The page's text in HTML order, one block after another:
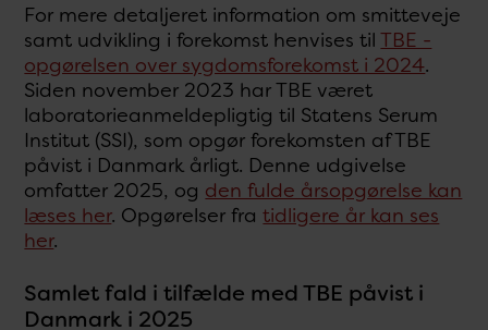
For mere detaljeret information om smitteveje
samt udvikling i forekomst henvises tilTBE -
opgørelsen over sygdomsforekomst i 2024.
Siden november 2023 har TBE været
laboratorieanmeldepligtig til Statens Serum
Institut (SSI), som opgør forekomsten af TBE
påvist i Danmark årligt. Denne udgivelse
omfatter 2025, og den fulde årsopgørelse kan
læses her. Opgørelser fratidligere år kan ses
her.
Samlet fald i tilfælde med TBE påvist i
Danmark i 2025